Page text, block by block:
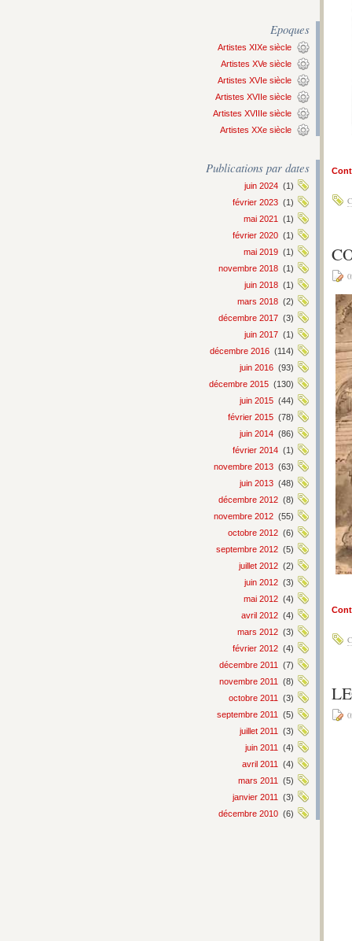
Epoques
Artistes XIXe siècle
Artistes XVe siècle
Artistes XVIe siècle
Artistes XVIIe siècle
Artistes XVIIIe siècle
Artistes XXe siècle
Publications par dates
juin 2024 (1)
février 2023 (1)
mai 2021
(1)
février 2020 (1)
mai 2019 (1)
novembre 2018 (1)
juin 2018 (1)
mars 2018 (2)
décembre 2017 (3)
juin 2017 (1)
décembre 2016 (114)
juin 2016 (93)
décembre 2015 (130)
juin 2015 (44)
février 2015 (78)
juin 2014 (86)
février 2014 (1)
novembre 2013 (63)
juin 2013 (48)
décembre 2012 (8)
novembre 2012 (55)
octobre 2012 (6)
septembre 2012 (5)
juillet 2012 (2)
juin 2012 (3)
mai 2012 (4)
avril 2012 (4)
mars 2012 (3)
février 2012 (4)
décembre 2011
(7)
novembre 2011
(8)
octobre 2011
(3)
septembre 2011
(5)
juillet 2011
(3)
juin 2011
(4)
avril 2011
(4)
mars 2011
(5)
janvier 2011
(3)
décembre 2010 (6)